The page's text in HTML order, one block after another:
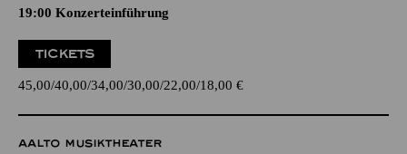
19:00 Konzerteinführung
TICKETS
45,00 40,00 34,00 30,00 22,00 18,00 €
AALTO MUSIKTHEATER